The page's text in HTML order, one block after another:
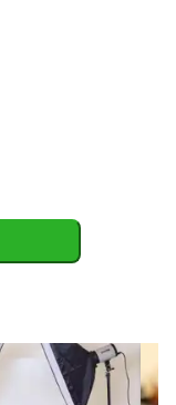
習志野市
長柄町
大網白里市
井町
栄町